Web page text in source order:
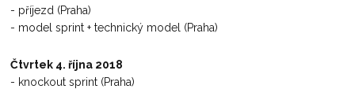
- příjezd (Praha)
- model sprint + technický model (Praha)
Čtvrtek 4. října 2018
- knockout sprint (Praha)